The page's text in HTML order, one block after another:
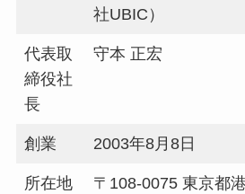
社UBIC）
代表取
締役社
長
守本 正宏
創業 2003年8月8日
所在地
〒108-0075 東京都